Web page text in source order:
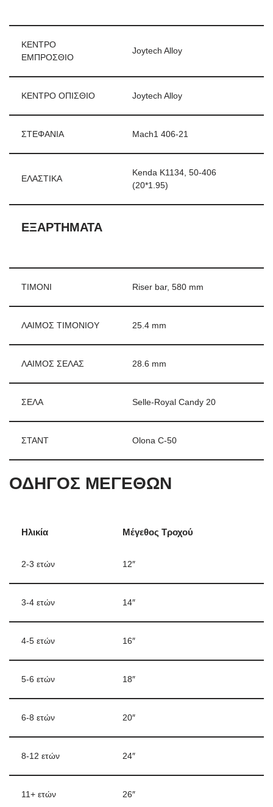
ΚΕΝΤΡΟ
ΕΜΠΡΟΣΘΙΟ
Joytech Alloy
ΚΕΝΤΡΟ ΟΠΙΣΘΙΟ Joytech Alloy
ΣΤΕΦΑΝΙΑ Mach1 406-21
ΕΛΑΣΤΙΚΑ
Kenda K1134, 50-406
(20*1.95)
ΕΞΑΡΤΗΜΑΤΑ
ΤΙΜΟΝΙ Riser bar, 580 mm
ΛΑΙΜΟΣ ΤΙΜΟΝΙΟΥ 25.4 mm
ΛΑΙΜΟΣ ΣΕΛΑΣ 28.6 mm
ΣΕΛΑ Selle-Royal Candy 20
ΣΤΑΝΤ Olona C-50
ΟΔΗΓΟΣ ΜΕΓΕΘΩΝ
Ηλικία Μέγεθος Τροχού
2-3 ετών 12″
3-4 ετών 14″
4-5 ετών 16″
5-6 ετών 18″
6-8 ετών 20″
8-12 ετών 24″
11+ ετών 26″